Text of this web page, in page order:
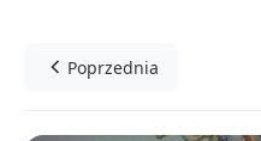
Poprzednia